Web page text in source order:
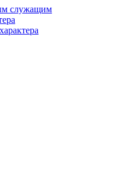
служащим